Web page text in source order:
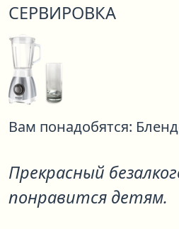
СЕРВИРОВКА
Вам понадобятся:
Прекрасный
понравится детям.